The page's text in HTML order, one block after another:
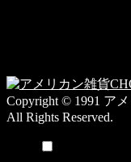
Copyright © 1991 ア
All Rights Reserved.